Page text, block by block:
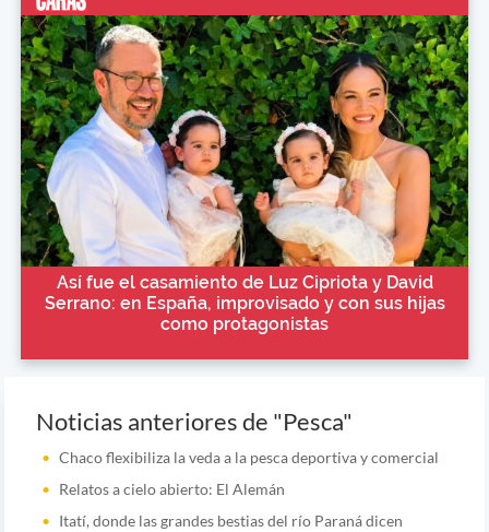
Así fue el casamiento de Luz Cipriota y David
Serrano: en España, improvisado y con sus hijas
como protagonistas
Noticias anteriores de "Pesca"
Chaco flexibiliza la veda a la pesca deportiva y comercial
Relatos a cielo abierto: El Alemán
Itatí, donde las grandes bestias del río Paraná dicen